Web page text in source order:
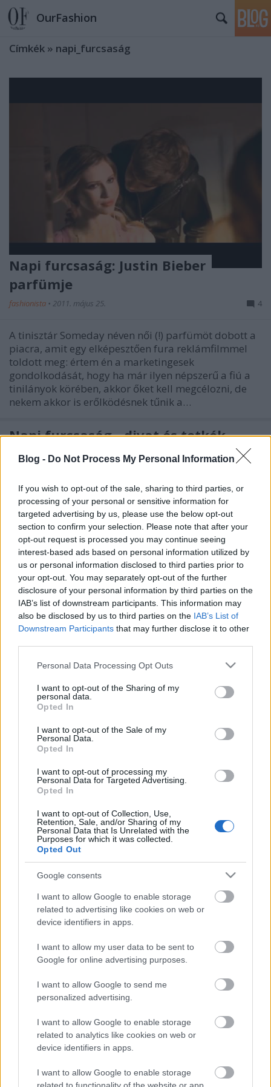
Blog - Do Not Process My Personal Information
If you wish to opt-out of the sale, sharing to third parties, or
processing of your personal or sensitive information for
targeted advertising by us, please use the below opt-out
section to confirm your selection. Please note that after your
opt-out request is processed you may continue seeing
interest-based ads based on personal information utilized by
us or personal information disclosed to third parties prior to
your opt-out. You may separately opt-out of the further
disclosure of your personal information by third parties on the
IAB’s list of downstream participants. This information may
also be disclosed by us to third parties on the IAB’s List of
Downstream Participants that may further disclose it to other
Please note that this website/app uses one or more Google
not limited to your visit or usage behaviour. You may click to
grant or deny consent to Google and its third-party tags to
use your data for below specified purposes in below Google
consent section.
Personal Data Processing Opt Outs
I want to opt-out of the Sharing of my
personal data.
Opted In
I want to opt-out of the Sale of my
Personal Data.
Opted In
I want to opt-out of processing my
Personal Data for Targeted Advertising.
Opted In
I want to opt-out of Collection, Use,
Retention, Sale, and/or Sharing of my
Personal Data that Is Unrelated with the
Purposes for which it was collected.
Opted Out
Google consents
I want to allow Google to enable storage
related to advertising like cookies on web or
device identifiers in apps.
I want to allow my user data to be sent to
Google for online advertising purposes.
I want to allow Google to send me
personalized advertising.
I want to allow Google to enable storage
related to analytics like cookies on web or
device identifiers in apps.
I want to allow Google to enable storage
OurFashion
Címkék » napi_furcsaság
Napi furcsaság: Justin Bieber
parfümje
fashionista • 2011. május 25. 4
A tinisztár Someday néven női (!) parfümöt dobott a
piacra, amit egy elképesztően fura reklámfilmmel
toldott meg: értem én a marketingesek
gondolkodását, hogy ha már ilyen népszerű a fiú a
tinilányok körében, akkor őket kell megcélozni, de
nekem akkor is erőlködésnek tűnik a…
Napi furcsaság - divat és tetkók
fashionista •2009. szeptember 20.
Ti magatokra varratnátok bármelyik divatház
emblémáját? Én soha, de velem ellentétben a
lentebbi fotók főszereplői megtették.Forrás:
Stylefrizz
Napi furcsaság: Lindsay Lohan az
Ungaro művészeti igazgatója lesz
2009. szeptember 14.
Amikor először hallottam a pletykákat erről a furcsa
listás botrányhősnő, Lindsay Lohan váltja Esteban
Cortazart az Ungaro divatház művészeti
igazgatójának…
Bréking! Cindy Crawford a SPAR új
arca
fashionista 2009. május 26.
Lehet ennél mélyebbre süllyedni? Itt van egy
gyönyörű, hiperszexi negyvenes nő, egy világsztár, a
90-es évek divatikonja, és egyszercsak fogja magát,
és szerződést köt a SPAR-ral (igen a
szupermarketlánccal), hogy a Beauty Kiss (biztosan
sokat gondolkodhattak a…
Napi furcsaságok a divatvilágból
*Bianka* 2009. március 18.
Minden nap találok valami érdekesebb ruhát, amit
érdemes lenne veletek megosztani, de ma annyi
meglepő darab volt az internetes áruházakban, hogy
ezt már nem lehetett szó nélkül tűrni. Hát lássuk
őket...1+2: Christopher Kane ruháit üvöltő majmok
fotói díszítik. Borzasztó!…
Napi furcsaság: Alexander McQueen
mezítlábas cipő